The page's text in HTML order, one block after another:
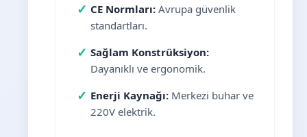
✓ CE Normları: Avrupa güvenlik
standartları.
✓ Sağlam Konstrüksiyon:
Dayanıklı ve ergonomik.
✓ Enerji Kaynağı: Merkezi buhar ve
220V elektrik.